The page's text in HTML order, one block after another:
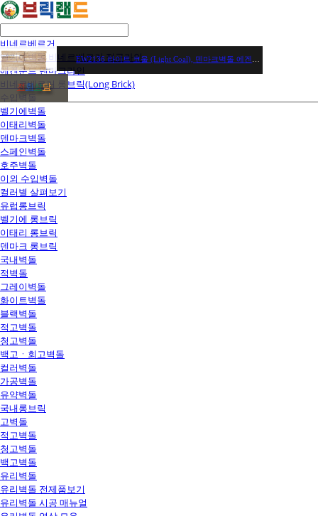
비네르베르거
벨기에벽돌 비네르베르거 정규라인
에겐순드 덴마크라인
비네르베르거 롱브릭(Long Brick)
수입벽돌
벨기에벽돌
이태리벽돌
덴마크벽돌
스페인벽돌
호주벽돌
이외 수입벽돌
컬러별 살펴보기
유럽롱브릭
벨기에 롱브릭
이태리 롱브릭
덴마크 롱브릭
국내벽돌
적벽돌
그레이벽돌
화이트벽돌
블랙벽돌
적고벽돌
청고벽돌
백고ㆍ회고벽돌
컬러벽돌
가공벽돌
유약벽돌
국내롱브릭
고벽돌
적고벽돌
청고벽돌
백고벽돌
유리벽돌
유리벽돌 전제품보기
유리벽돌 시공 매뉴얼
전화상담